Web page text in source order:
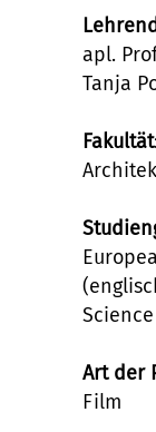
apl.
Tanja
Fakultät
Art der
Film